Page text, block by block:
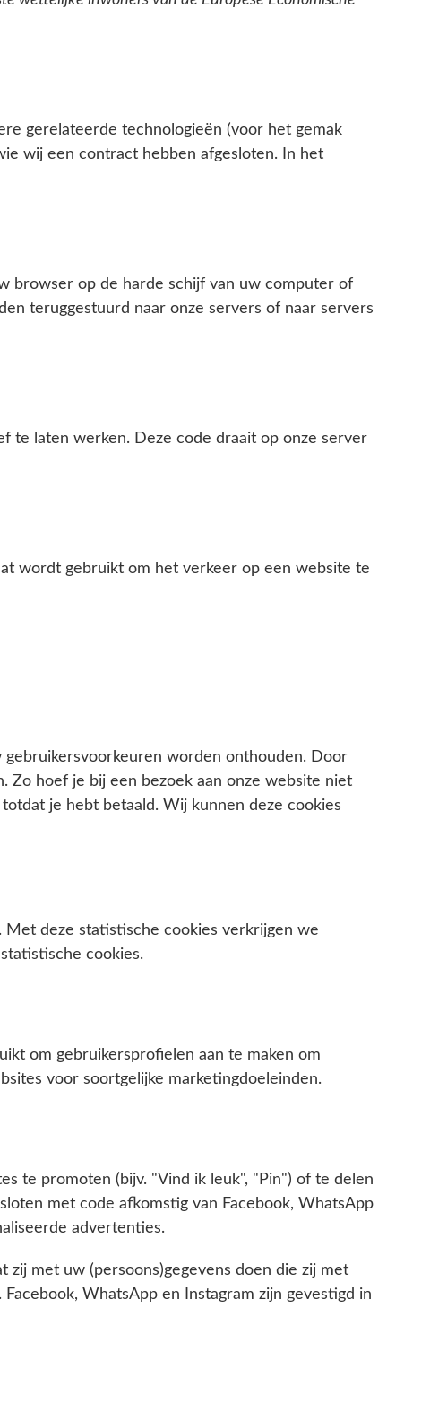
gerelateerde technologieën (voor het gemak
wij een contract hebben afgesloten. In het
browser op de harde schijf van uw computer of
teruggestuurd naar onze servers of naar servers
te laten werken. Deze code draait op onze server
wordt gebruikt om het verkeer op een website te
worden onthouden. Door
Zo hoef je bij een bezoek aan onze website niet
je hebt betaald. Wij kunnen deze cookies
deze statistische cookies verkrijgen we
cookies.
om gebruikersprofielen aan te maken om
voor soortgelijke marketingdoeleinden.
te promoten (bijv. "Vind ik leuk", "Pin") of te delen
met code afkomstig van Facebook, WhatsApp
advertenties.
zij met uw (persoons)gegevens doen die zij met
WhatsApp en Instagram zijn gevestigd in